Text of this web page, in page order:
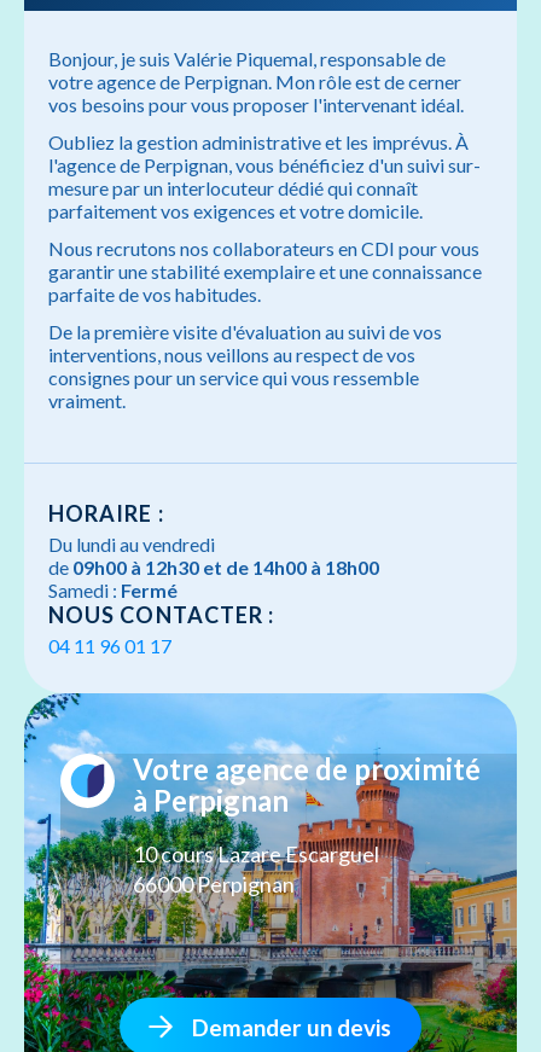
Bonjour, je suis Valérie Piquemal, responsable de
votre agence de Perpignan. Mon rôle est de cerner
vos besoins pour vous proposer l'intervenant idéal.
Oubliez la gestion administrative et les imprévus. À
l'agence de Perpignan, vous bénéficiez d'un suivi sur-
mesure par un interlocuteur dédié qui connaît
parfaitement vos exigences et votre domicile.
Nous recrutons nos collaborateurs en CDI pour vous
garantir une stabilité exemplaire et une connaissance
parfaite de vos habitudes.
De la première visite d'évaluation au suivi de vos
interventions, nous veillons au respect de vos
consignes pour un service qui vous ressemble
vraiment.
HORAIRE :
Du lundi au vendredi
de 09h00 à 12h30 et de 14h00 à 18h00
Samedi : Fermé
NOUS CONTACTER :
04 11 96 01 17
Votre agence de proximité
à Perpignan
10 cours Lazare Escarguel
66000 Perpignan
Demander un devis